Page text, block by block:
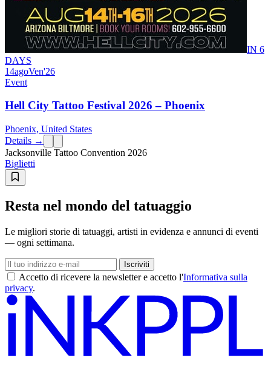
IN 6
DAYS
14agoVen'26
Event
Hell City Tattoo Festival 2026 – Phoenix
Phoenix, United States
Details →
Jacksonville Tattoo Convention 2026
Biglietti
Resta nel mondo del tatuaggio
Le migliori storie di tatuaggi, artisti in evidenza e annunci di eventi
— ogni settimana.
Iscriviti
Accetto di ricevere la newsletter e accetto l'Informativa sulla
privacy.